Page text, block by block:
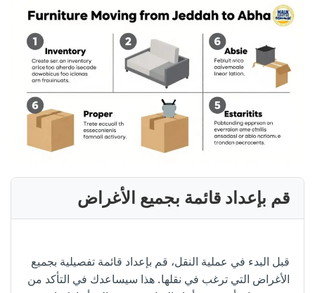
قم بإعداد قائمة بجميع الأغراض
قبل البدء في عملية النقل، قم بإعداد قائمة تفصيلية بجميع
الأغراض التي ترغب في نقلها. هذا سيساعدك في التأكد من